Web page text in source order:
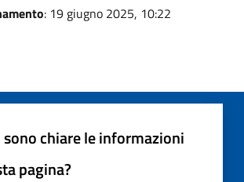
: 19 giugno 2025, 10:22
sono chiare le informazioni
pagina?